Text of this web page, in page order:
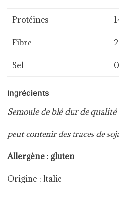
Protéines
Fibre
Sel
Ingrédients
Semoule de blé dur de qualité
peut contenir des traces de
Allergène : gluten
Origine : Italie